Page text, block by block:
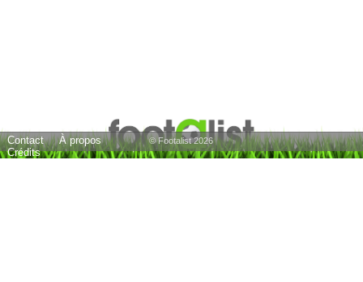
Tuur Dierckx AIG 31
Contact
À propos
Crédits
© Footalist 2026